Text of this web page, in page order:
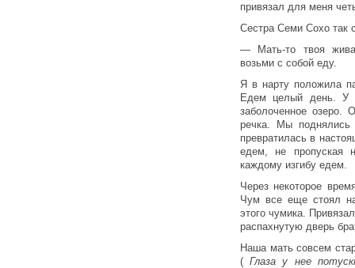
привязал для меня
Сестра Семи Сохо так
— Мать-то твоя
возьми с собой еду.
Я в нарту положила
Едем целый день. У
заболоченное озеро.
речка. Мы поднялись
превратилась в
едем, не пропуская
каждому изгибу едем.
Через некоторое
Чум все еще стоял
этого чумика.
распахнутую дверь
Наша мать совсем
(Глаза у нее